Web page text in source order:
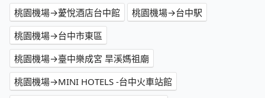
桃園機場→薆悅酒店台中館
桃園機場→台中駅
桃園機場→台中市東區
桃園機場→臺中樂成宮 旱溪媽祖廟
桃園機場→MINI HOTELS -台中火車站館